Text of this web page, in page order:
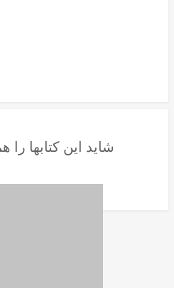
شاید این کتابها